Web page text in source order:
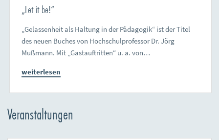
„Let it be!“
„Gelassenheit als Haltung in der Pädagogik“ ist der Titel
des neuen Buches von Hochschulprofessor Dr. Jörg
Mußmann. Mit „Gastauftritten“ u. a. von…
weiterlesen
Veranstaltungen